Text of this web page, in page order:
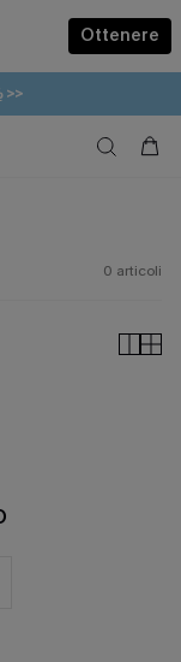
Ottenere
ACQUISTA
>>
0 articoli